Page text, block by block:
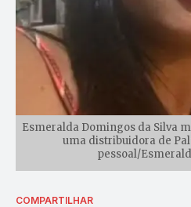
Esmeralda Domingos da Silva
uma distribuidora de
pessoal/
COMPARTILHAR